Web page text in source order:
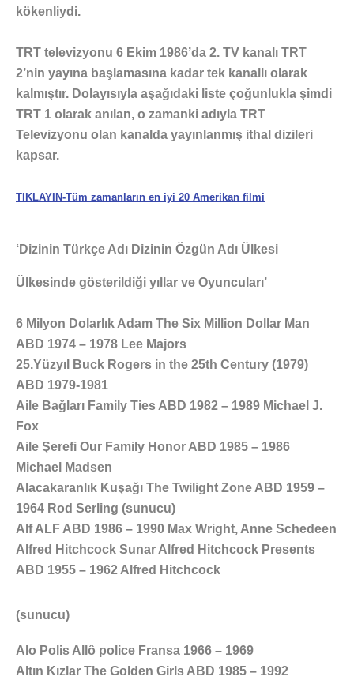
kökenliydi.
TRT televizyonu 6 Ekim 1986’da 2. TV kanalı TRT
2’nin yayına başlamasına kadar tek kanallı olarak
kalmıştır. Dolayısıyla aşağıdaki liste çoğunlukla şimdi
TRT 1 olarak anılan, o zamanki adıyla TRT
Televizyonu olan kanalda yayınlanmış ithal dizileri
kapsar.
TIKLAYIN-Tüm zamanların en iyi 20 Amerikan filmi
‘Dizinin Türkçe Adı Dizinin Özgün Adı Ülkesi
Ülkesinde gösterildiği yıllar ve Oyuncuları’
6 Milyon Dolarlık Adam The Six Million Dollar Man
ABD 1974 – 1978 Lee Majors
25.Yüzyıl Buck Rogers in the 25th Century (1979)
ABD 1979-1981
Aile Bağları Family Ties ABD 1982 – 1989 Michael J.
Fox
Aile Şerefi Our Family Honor ABD 1985 – 1986
Michael Madsen
Alacakaranlık Kuşağı The Twilight Zone ABD 1959 –
1964 Rod Serling (sunucu)
Alf ALF ABD 1986 – 1990 Max Wright, Anne Schedeen
Alfred Hitchcock Sunar Alfred Hitchcock Presents
ABD 1955 – 1962 Alfred Hitchcock
(sunucu)
Alo Polis Allô police Fransa 1966 – 1969
Altın Kızlar The Golden Girls ABD 1985 – 1992